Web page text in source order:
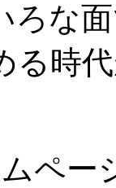
ろな
る時
ペー